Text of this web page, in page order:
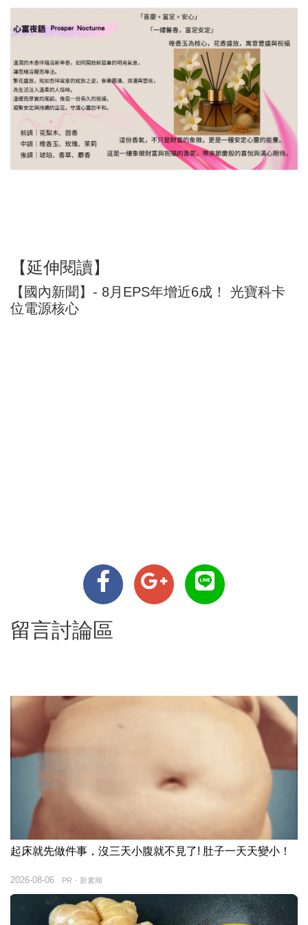
【延伸閱讀】
【國內新聞】- 8月EPS年增近6成！ 光寶科卡
位電源核心
留言討論區
起床就先做件事，沒三天小腹就不見了! 肚子一天天變小！
PR・新素簡
2026-08-06